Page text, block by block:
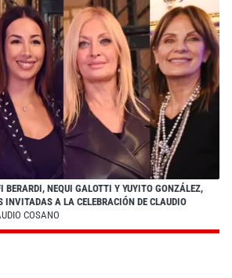
BERARDI, NEQUI GALOTTI Y YUYITO GONZÁLEZ,
INVITADAS A LA CELEBRACIÓN DE CLAUDIO
COSANO